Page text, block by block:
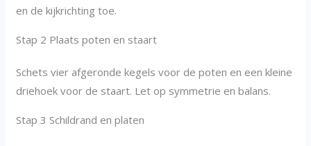
en de kijkrichting toe.
Stap 2 Plaats poten en staart
Schets vier afgeronde kegels voor de poten en een kleine
driehoek voor de staart. Let op symmetrie en balans.
Stap 3 Schildrand en platen